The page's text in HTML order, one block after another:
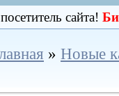
сайта!
» Новые